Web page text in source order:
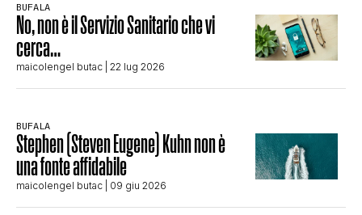
BUFALA
No, non è il Servizio Sanitario che vi
cerca…
maicolengel butac | 22 lug 2026
BUFALA
Stephen (Steven Eugene) Kuhn non è
una fonte affidabile
maicolengel butac | 09 giu 2026